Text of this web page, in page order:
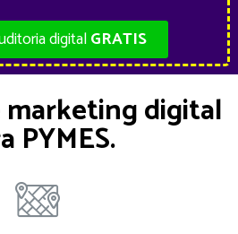
digitalGRATIS
marketing digital
PYMES.